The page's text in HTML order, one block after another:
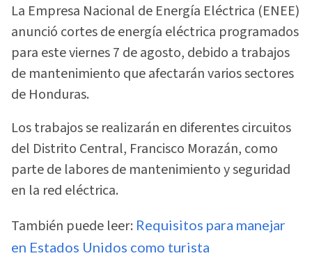
La Empresa Nacional de Energía Eléctrica (ENEE)
anunció cortes de energía eléctrica programados
para este viernes 7 de agosto, debido a trabajos
de mantenimiento que afectarán varios sectores
de Honduras.
Los trabajos se realizarán en diferentes circuitos
del Distrito Central, Francisco Morazán, como
parte de labores de mantenimiento y seguridad
en la red eléctrica.
También puede leer: Requisitos para manejar
en Estados Unidos como turista